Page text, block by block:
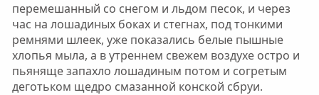
перемешанный со снегом и льдом песок, и через
час на лошадиных боках и стегнах, под тонкими
ремнями шлеек, уже показались белые пышные
хлопья мыла, а в утреннем свежем воздухе остро и
пьяняще запахло лошадиным потом и согретым
деготьком щедро смазанной конской сбруи.